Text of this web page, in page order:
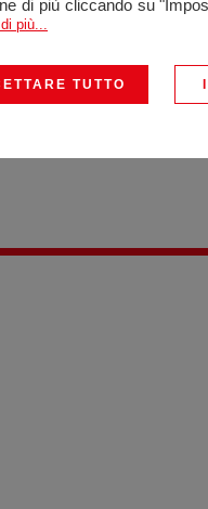
di più cliccando su
più...
TUTTO